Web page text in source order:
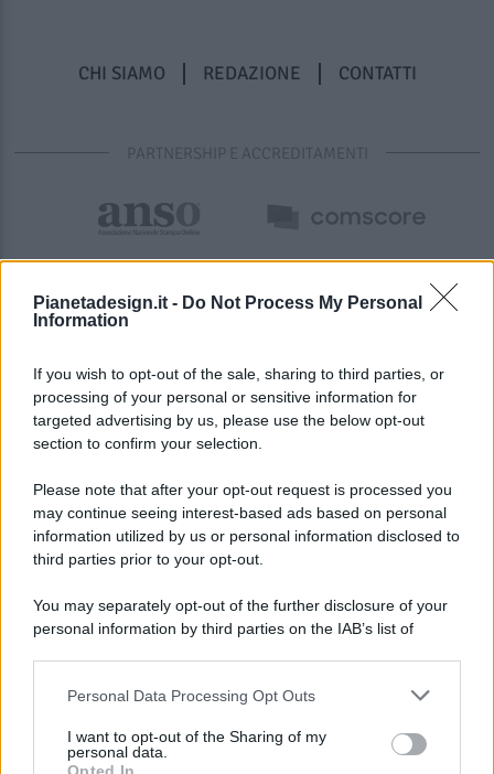
Pianetadesign.it - Do Not Process My Personal
Information
If you wish to opt-out of the sale, sharing to third parties, or
processing of your personal or sensitive information for
targeted advertising by us, please use the below opt-out
section to confirm your selection.
Please note that after your opt-out request is processed you
may continue seeing interest-based ads based on personal
information utilized by us or personal information disclosed to
third parties prior to your opt-out.
You may separately opt-out of the further disclosure of your
personal information by third parties on the IAB’s list of
This information may also be disclosed by us to third parties
disclose it to other third parties.
Personal Data Processing Opt Outs
I want to opt-out of the Sharing of my
personal data.
CHI SIAMO REDAZIONE CONTATTI
PARTNERSHIP E ACCREDITAMENTI
© 2026 - Pianeta Design - P.IVA 04827280654 - Testata
Registrata Al Tribunale Di Nocera Inferiore N. 8/2020 - RG N.
ISCRIZIONE AL ROC N. 35792 – ISCRITTA ALL’ANSO
(ASSOCIAZIONE NAZIONALE STAMPA ONLINE)
PREFERENZE PRIVACY